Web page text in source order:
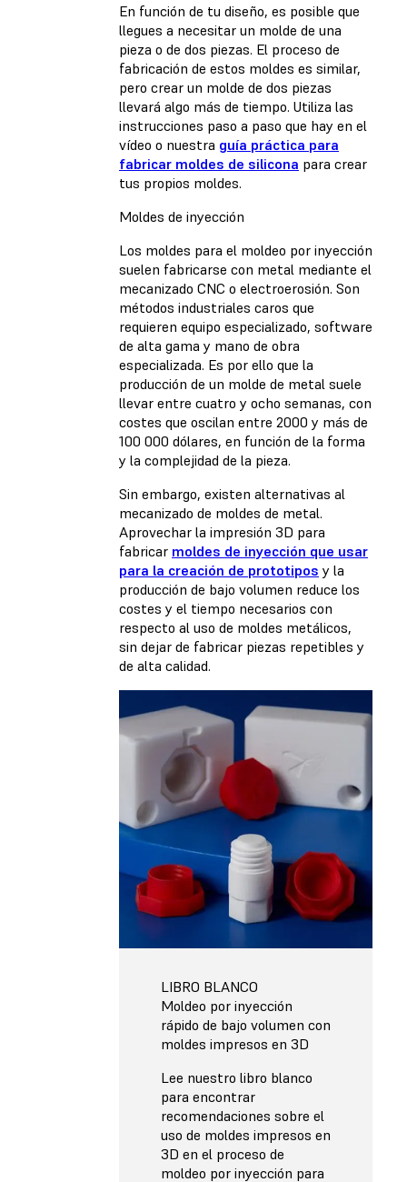
En función de tu diseño, es posible que
llegues a necesitar un molde de una
pieza o de dos piezas. El proceso de
fabricación de estos moldes es similar,
pero crear un molde de dos piezas
llevará algo más de tiempo. Utiliza las
instrucciones paso a paso que hay en el
vídeo o nuestra guía práctica para
fabricar moldes de silicona para crear
tus propios moldes.
Moldes de inyección
Los moldes para el moldeo por inyección
suelen fabricarse con metal mediante el
mecanizado CNC o electroerosión. Son
métodos industriales caros que
requieren equipo especializado, software
de alta gama y mano de obra
especializada. Es por ello que la
producción de un molde de metal suele
llevar entre cuatro y ocho semanas, con
costes que oscilan entre 2000 y más de
100 000 dólares, en función de la forma
y la complejidad de la pieza.
Sin embargo, existen alternativas al
mecanizado de moldes de metal.
Aprovechar la impresión 3D para
fabricar moldes de inyección que usar
para la creación de prototipos y la
producción de bajo volumen reduce los
costes y el tiempo necesarios con
respecto al uso de moldes metálicos,
sin dejar de fabricar piezas repetibles y
de alta calidad.
LIBRO BLANCO
Moldeo por inyección
rápido de bajo volumen con
moldes impresos en 3D
Lee nuestro libro blanco
para encontrar
recomendaciones sobre el
uso de moldes impresos en
3D en el proceso de
moldeo por inyección para